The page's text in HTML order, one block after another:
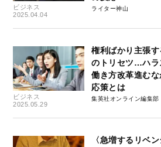
ビジネス
2025.04.04
ライター神山
ビジネス
2025.05.29
権利ばかり主張す
のトリセツ…ハラ
働き方改革進む
応策とは
集英社オンライン編集部
〈急増するリベ